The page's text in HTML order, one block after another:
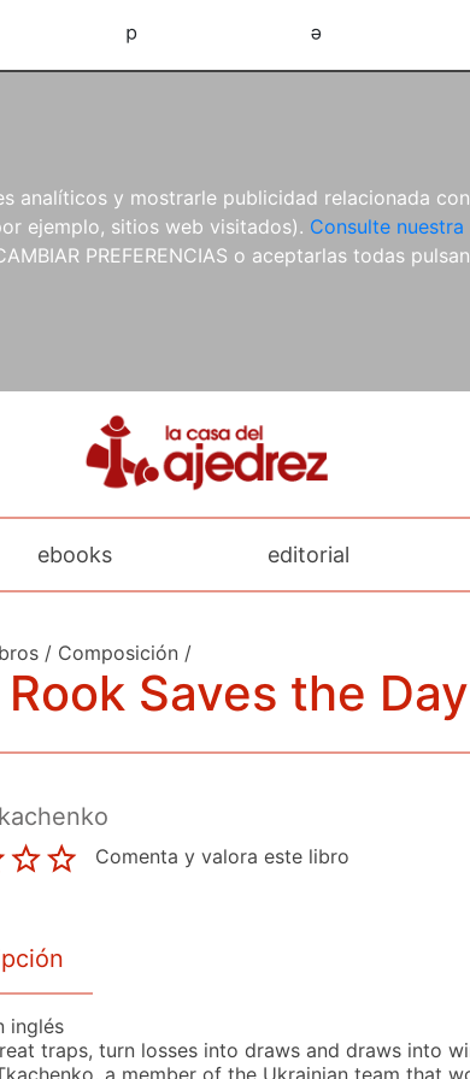
analíticos y mostrarle publicidad relacionada
ejemplo, sitios web visitados). Consulte
PREFERENCIAS o aceptarlas todas
d e
ebooks editorial
/ Composición /
Saves the Day
Comenta y valora este libro
inglés
traps, turn losses into draws and draws into
a member of the Ukrainian team that